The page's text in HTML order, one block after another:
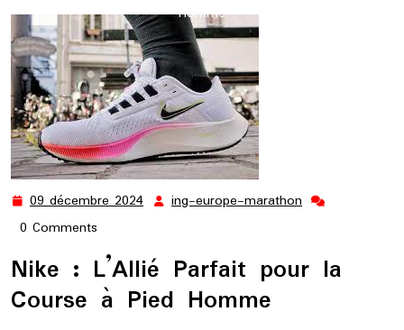
Homme
09 décembre 2024 09 ing-europe-marathon ing-
0 Comments
Nike : L’Allié Parfait pour la
Course à Pied Homme